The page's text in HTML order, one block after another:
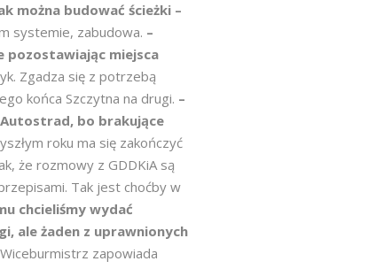
można budować ścieżki –
systemie, zabudowa. –
pozostawiając miejsca
Zgadza się z potrzebą
końca Szczytna na drugi. –
bo brakujące
roku ma się zakończyć
że rozmowy z GDDKiA są
Tak jest choćby w
chcieliśmy wydać
ale żaden z uprawnionych
zapowiada